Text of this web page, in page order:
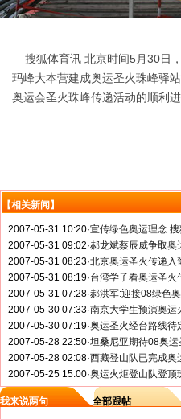
搜狐体育讯 北京时间5月30日
玛峰大本营建成奥运圣火珠峰驿
奥运会圣火珠峰传递活动的顺利
【相关新闻】
2007-05-31 10:20·宣传绿色奥运理念
2007-05-31 09:02·郝龙斌蔡辰威争取奥
2007-05-31 08:23·北京奥运圣火传递入
2007-05-31 08:19·台湾学子看奥运圣火
2007-05-31 07:28·郝洪军:迎接08绿色
2007-05-30 07:33·南京大学生预演奥运
2007-05-30 07:19·奥运圣火经台路线待
2007-05-28 22:50·坦桑尼亚期待08奥
2007-05-28 02:08·西藏登山队已完成奥
2007-05-25 15:00·奥运火炬登山队登顶
我来说两句 全部跟帖